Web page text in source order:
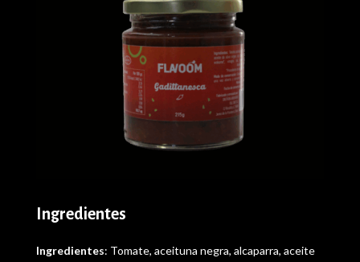
Ingredientes
Ingredientes: Tomate, aceituna negra, alcaparra, aceite